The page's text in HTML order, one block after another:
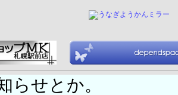
らせとか。